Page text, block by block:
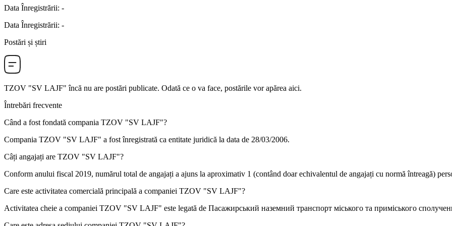
Data Înregistrării: -
Data Înregistrării: -
Postări și știri
TZOV "SV LAJF" încă nu are postări publicate. Odată ce o va face, postările vor apărea aici.
Întrebări frecvente
Când a fost fondată compania TZOV "SV LAJF"?
Compania TZOV "SV LAJF" a fost înregistrată ca entitate juridică la data de 28/03/2006.
Câți angajați are TZOV "SV LAJF"?
Conform anului fiscal 2019, numărul total de angajați a ajuns la aproximativ 1 (contând doar echivalentul de angajați cu normă întreagă)
Care este activitatea comercială principală a companiei TZOV "SV LAJF"?
Activitatea cheie a companiei TZOV "SV LAJF" este legată de Пасажирський наземний транспорт міського та приміського